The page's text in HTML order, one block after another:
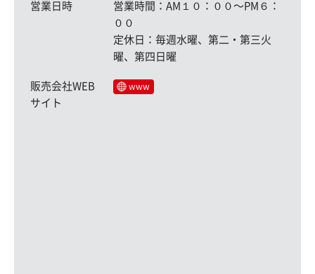
営業日時
営業時間：AM１０：００〜PM６：
００
定休日：毎週水曜、第二・第三火
曜、第四日曜
販売会社WEB
サイト
www